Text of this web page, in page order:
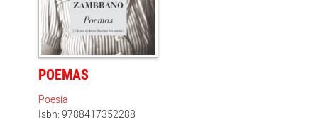
encerraban recuerdos, sino el sentido de lo que eran y
del destino de lo que hacían. Resulta, por tanto,
plenamente justificado el que este legado no se pierda
en el olvido, y que se haya venido acometiendo, desde
diversos ámbitos, la ineludible tarea de publicar los
poetas, pintores, novelistas e intelectuales, desde fuera
vieron obligados a abandonar.
POEMAS
Poesía
Isbn: 9788417352288